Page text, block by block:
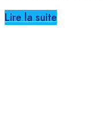
Lire la suite